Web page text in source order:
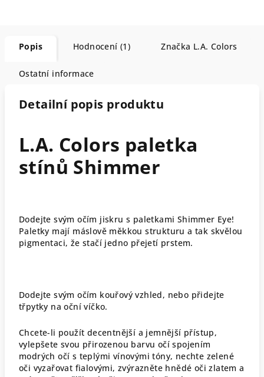
Popis Hodnocení (1) Značka L.A. Colors
Ostatní informace
Detailní popis produktu
L.A. Colors paletka
stínů Shimmer
Dodejte svým očím jiskru s paletkami Shimmer Eye!
Paletky mají máslově měkkou strukturu a tak skvělou
pigmentaci, že stačí jedno přejetí prstem.
Dodejte svým očím kouřový vzhled, nebo přidejte
třpytky na oční víčko.
Chcete-li použít decentnější a jemnější přístup,
vylepšete svou přirozenou barvu očí spojením
modrých očí s teplými vínovými tóny, nechte zelené
oči vyzařovat fialovými, zvýrazněte hnědé oči zlatem a